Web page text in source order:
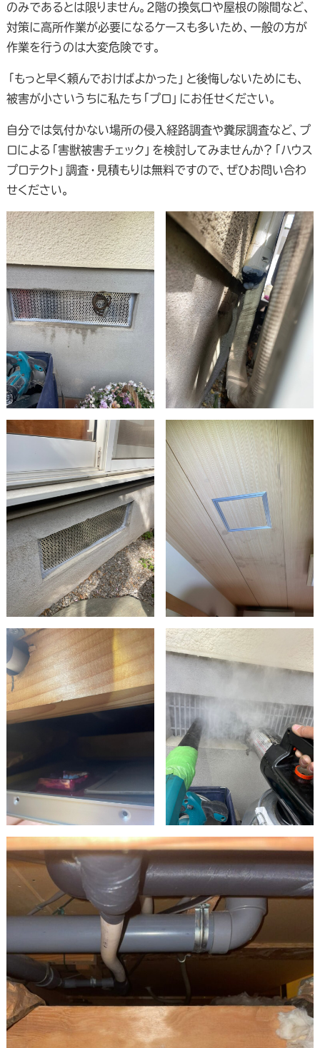
のみであるとは限りません。２階の換気口や屋根の隙間など、
対策に高所作業が必要になるケースも多いため、一般の方が
作業を行うのは大変危険です。
「もっと早く頼んでおけばよかった」と後悔しないためにも、
被害が小さいうちに私たち「プロ」にお任せください。
自分では気付かない場所の侵入経路調査や糞尿調査など、プ
ロによる「害獣被害チェック」を検討してみませんか？「ハウス
プロテクト」調査・見積もりは無料ですので、ぜひお問い合わ
せください。